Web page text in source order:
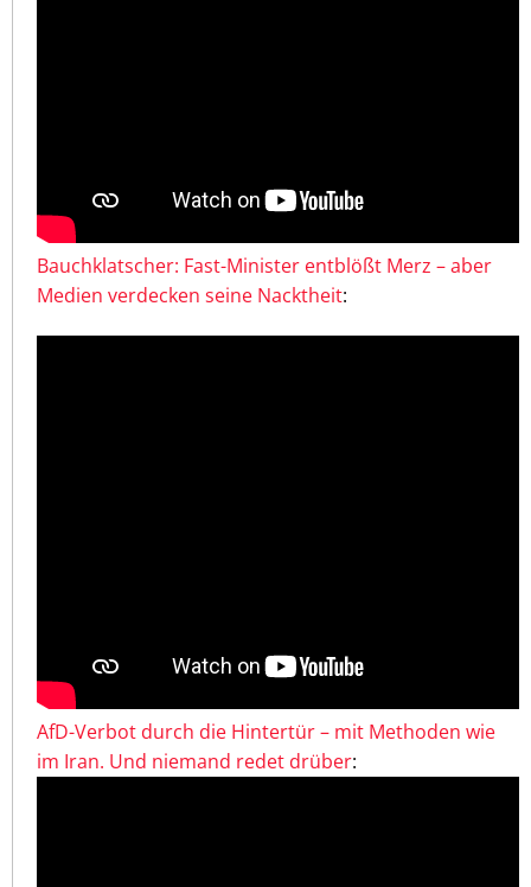
Bauchklatscher: Fast-Minister entblößt Merz – aber
Medien verdecken seine Nacktheit:
AfD-Verbot durch die Hintertür – mit Methoden wie
im Iran. Und niemand redet drüber: